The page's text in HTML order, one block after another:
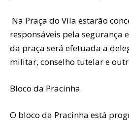
Na Praça do Vila estarão
responsáveis pela segurança
da praça será efetuada a
militar, conselho tutelar e
Bloco da Pracinha
O bloco da Pracinha está